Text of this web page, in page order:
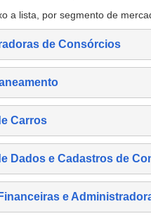
a lista, por segmento de
de Consórcios
Carros
Dados e Cadastros de
e